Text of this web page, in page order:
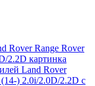
Rover Range Rover
2.2D картинка
Land Rover
) 2.0i/2.0D/2.2D с